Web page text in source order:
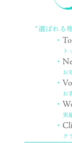
“選ばれる
・
ト
・
お
・
お
・
実
・
ク